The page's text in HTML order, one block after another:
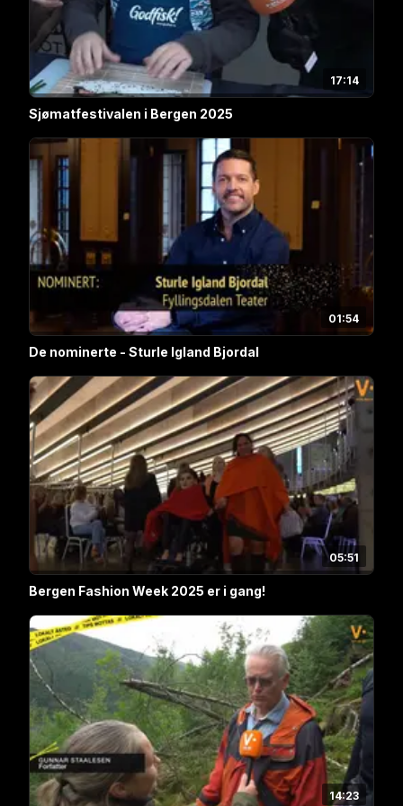
17:14
Sjømatfestivalen i Bergen 2025
01:54
De nominerte - Sturle Igland Bjordal
05:51
Bergen Fashion Week 2025 er i gang!
14:23